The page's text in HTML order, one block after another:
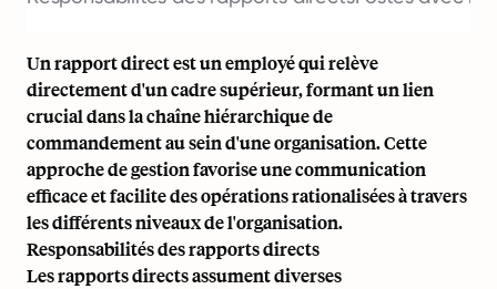
Un rapport direct est un employé qui relève
directement d'un cadre supérieur, formant un lien
crucial dans la chaîne hiérarchique de
commandement au sein d'une organisation. Cette
approche de gestion favorise une communication
efficace et facilite des opérations rationalisées à travers
les différents niveaux de l'organisation.
Responsabilités des rapports directs
Les rapports directs assument diverses